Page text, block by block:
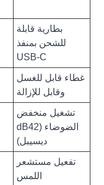
بطارية قابلة
للشحن بمنفذ
USB-C
غطاء قابل للغسل
وقابل للإزالة
تشغيل منخفض
الضوضاء (dB42
ديسيبل)
تفعيل مستشعر
اللمس